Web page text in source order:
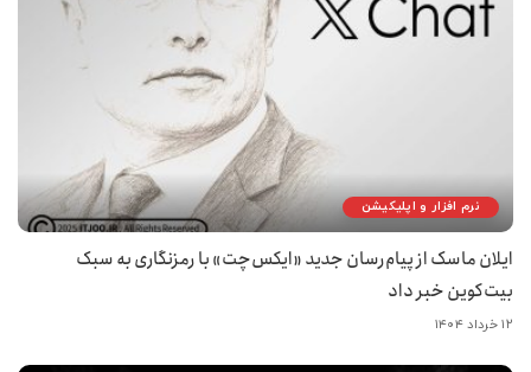
نرم افزار و اپلیکیشن
ایلان ماسک از پیام‌رسان جدید «ایکس‌چت» با رمزنگاری به سبک
بیت‌کوین خبر داد
۱۲ خرداد ۱۴۰۴